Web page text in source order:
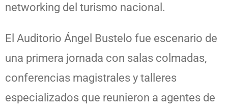
networking del turismo nacional.
El Auditorio Ángel Bustelo fue escenario de
una primera jornada con salas colmadas,
conferencias magistrales y talleres
especializados que reunieron a agentes de